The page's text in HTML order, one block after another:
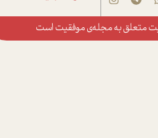
متعلق بهمجله‌ی موفقیتاست